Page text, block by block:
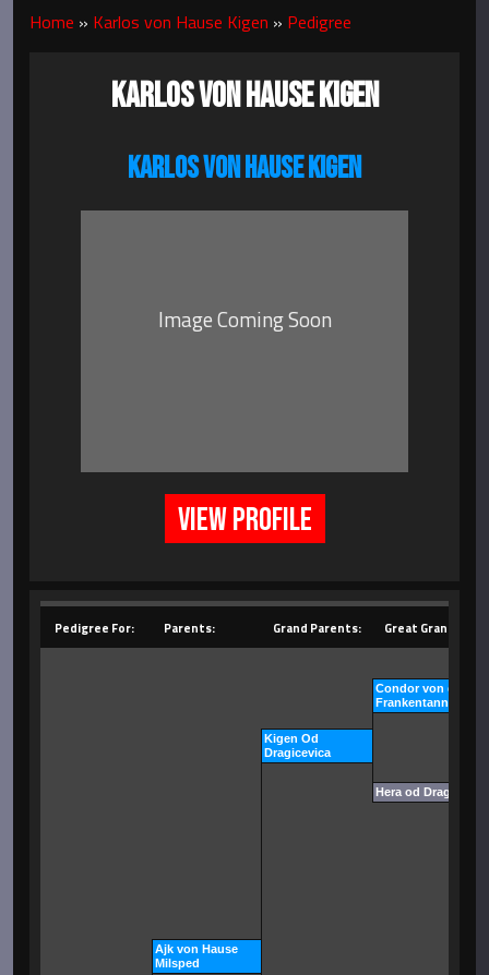
Home » Karlos von Hause Kigen » Pedigree
KARLOS VON HAUSE KIGEN
KARLOS VON HAUSE KIGEN
Image Coming Soon
VIEW PROFILE
Pedigree For: Parents: Grand Parents: Great Grand
Condor von der
Frankentanne
Kigen Od
Dragicevica
Hera od Dragicevica
Ajk von Hause
Milsped